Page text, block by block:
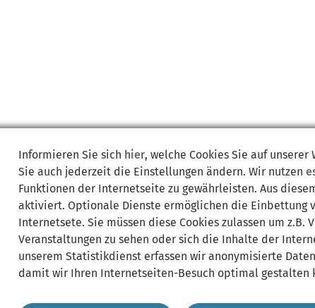
Informieren Sie sich hier, welche Cookies Sie auf
Sie auch jederzeit die Einstellungen ändern. Wir nutzen
Funktionen der Internetseite zu gewährleisten. Aus
aktiviert. Optionale Dienste ermöglichen die Einbettung
Internetsete. Sie müssen diese Cookies zulassen um z.B.
Veranstaltungen zu sehen oder sich die Inhalte der
unserem Statistikdienst erfassen wir anonymisierte
damit wir Ihren Internetseiten-Besuch optimal gestalten